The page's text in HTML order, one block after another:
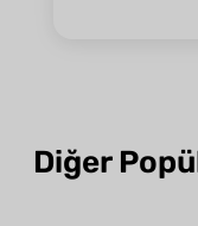
Diğer